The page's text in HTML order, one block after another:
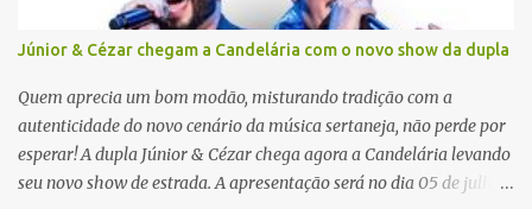
Júnior & Cézar chegam a Candelária com o novo show da dupla
Quem aprecia um bom modão, misturando tradição com a
autenticidade do novo cenário da música sertaneja, não perde por
esperar! A dupla Júnior & Cézar chega agora a Candelária levando
seu novo show de estrada. A apresentação será no dia 05 de julho